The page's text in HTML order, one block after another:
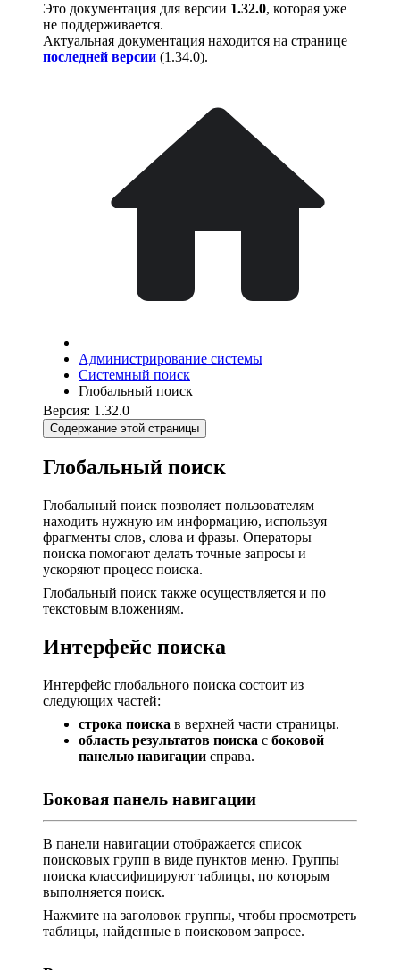
Это документация для версии 1.32.0, которая уже
не поддерживается.
Актуальная документация находится на странице
последней версии (1.34.0).
Администрирование системы
Системный поиск
Глобальный поиск
Версия: 1.32.0
Содержание этой страницы
Глобальный поиск
Глобальный поиск позволяет пользователям
находить нужную им информацию, используя
фрагменты слов, слова и фразы. Операторы
поиска помогают делать точные запросы и
ускоряют процесс поиска.
Глобальный поиск также осуществляется и по
текстовым вложениям.
Интерфейс поиска
Интерфейс глобального поиска состоит из
следующих частей:
строка поиска в верхней части страницы.
область результатов поиска с боковой
панелью навигации справа.
Боковая панель навигации
В панели навигации отображается список
поисковых групп в виде пунктов меню. Группы
поиска классифицируют таблицы, по которым
выполняется поиск.
Нажмите на заголовок группы, чтобы просмотреть
таблицы, найденные в поисковом запросе.